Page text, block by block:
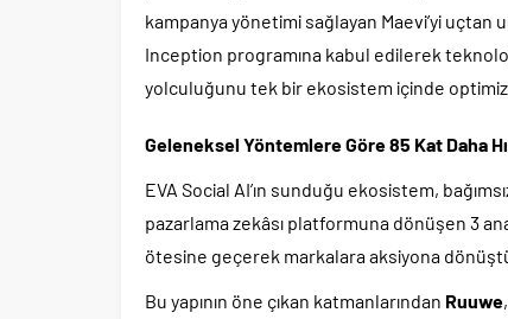
kampanya yönetimi sağlayan Maevi’yi
Inception programına kabul edilerek
yolculuğunu tek bir ekosistem içinde
Geleneksel Yöntemlere Göre 85 Kat Daha
EVA Social AI’ın sunduğu ekosistem,
pazarlama zekâsı platformuna dönüşen 3
ötesine geçerek markalara aksiyona
Bu yapının öne çıkan katmanlarından Ruuwe